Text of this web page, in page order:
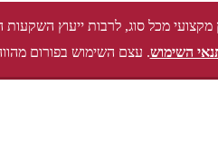
מקצועי מכל סוג, לרבות ייעוץ
השימוש. עצם השימוש בפורום